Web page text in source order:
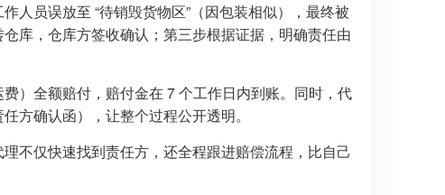
人员误放至 “待销毁货物区”（因包装相似），最终被
库，仓库方签收确认；第三步根据证据，明确责任由
）全额赔付，赔付金在 7 个工作日内到账。同时，代
方确认函），让整个过程公开透明。
不仅快速找到责任方，还全程跟进赔偿流程，比自己